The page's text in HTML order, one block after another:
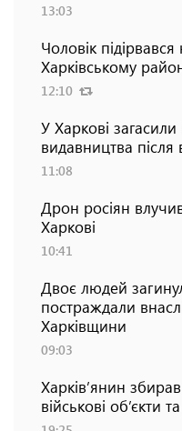
13:03
Чоловік підірвався
Харківському
12:10
У Харкові
видавництва після
11:08
Дрон росіян
Харкові
10:41
Двоє людей
постраждали
Харківщини
09:03
Харків’янин
військові об’єкти